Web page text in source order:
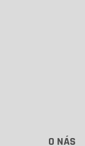
O NÁS